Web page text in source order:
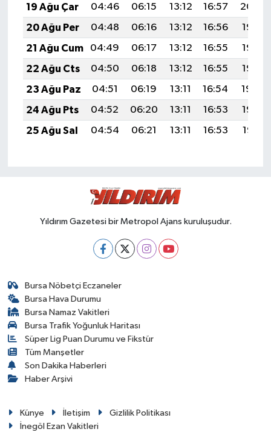
19 Ağu Çar
04:46 06:15 13:12 16:57
20:00
20 Ağu Per
04:48 06:16 13:12 16:56
19:58
21 Ağu Cum
04:49 06:17 13:12 16:55
19:57
22 Ağu Cts
04:50 06:18 13:12 16:55
19:56
23 Ağu Paz
04:51 06:19 13:11 16:54
19:54
24 Ağu Pts
04:52 06:20 13:11 16:53
19:53
25 Ağu Sal
04:54 06:21 13:11 16:53 19:51
Yıldırım Gazetesi bir Metropol Ajans kuruluşudur.
Bursa Nöbetçi Eczaneler
Bursa Hava Durumu
Bursa Namaz Vakitleri
Bursa Trafik Yoğunluk Haritası
Süper Lig Puan Durumu ve Fikstür
Tüm Manşetler
Son Dakika Haberleri
Haber Arşivi
Künye İletişim
Gizlilik Politikası
İnegöl Ezan Vakitleri